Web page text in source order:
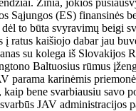
Sąjungos (ES) finansinės
to būta svyravimų beigi
į ratus kaišiojo dabar jau
su kolega iš Slovakijos
Baltuosius rūmus
parama karinėmis
kaip bene svarbiausiu savo
JAV administracijos